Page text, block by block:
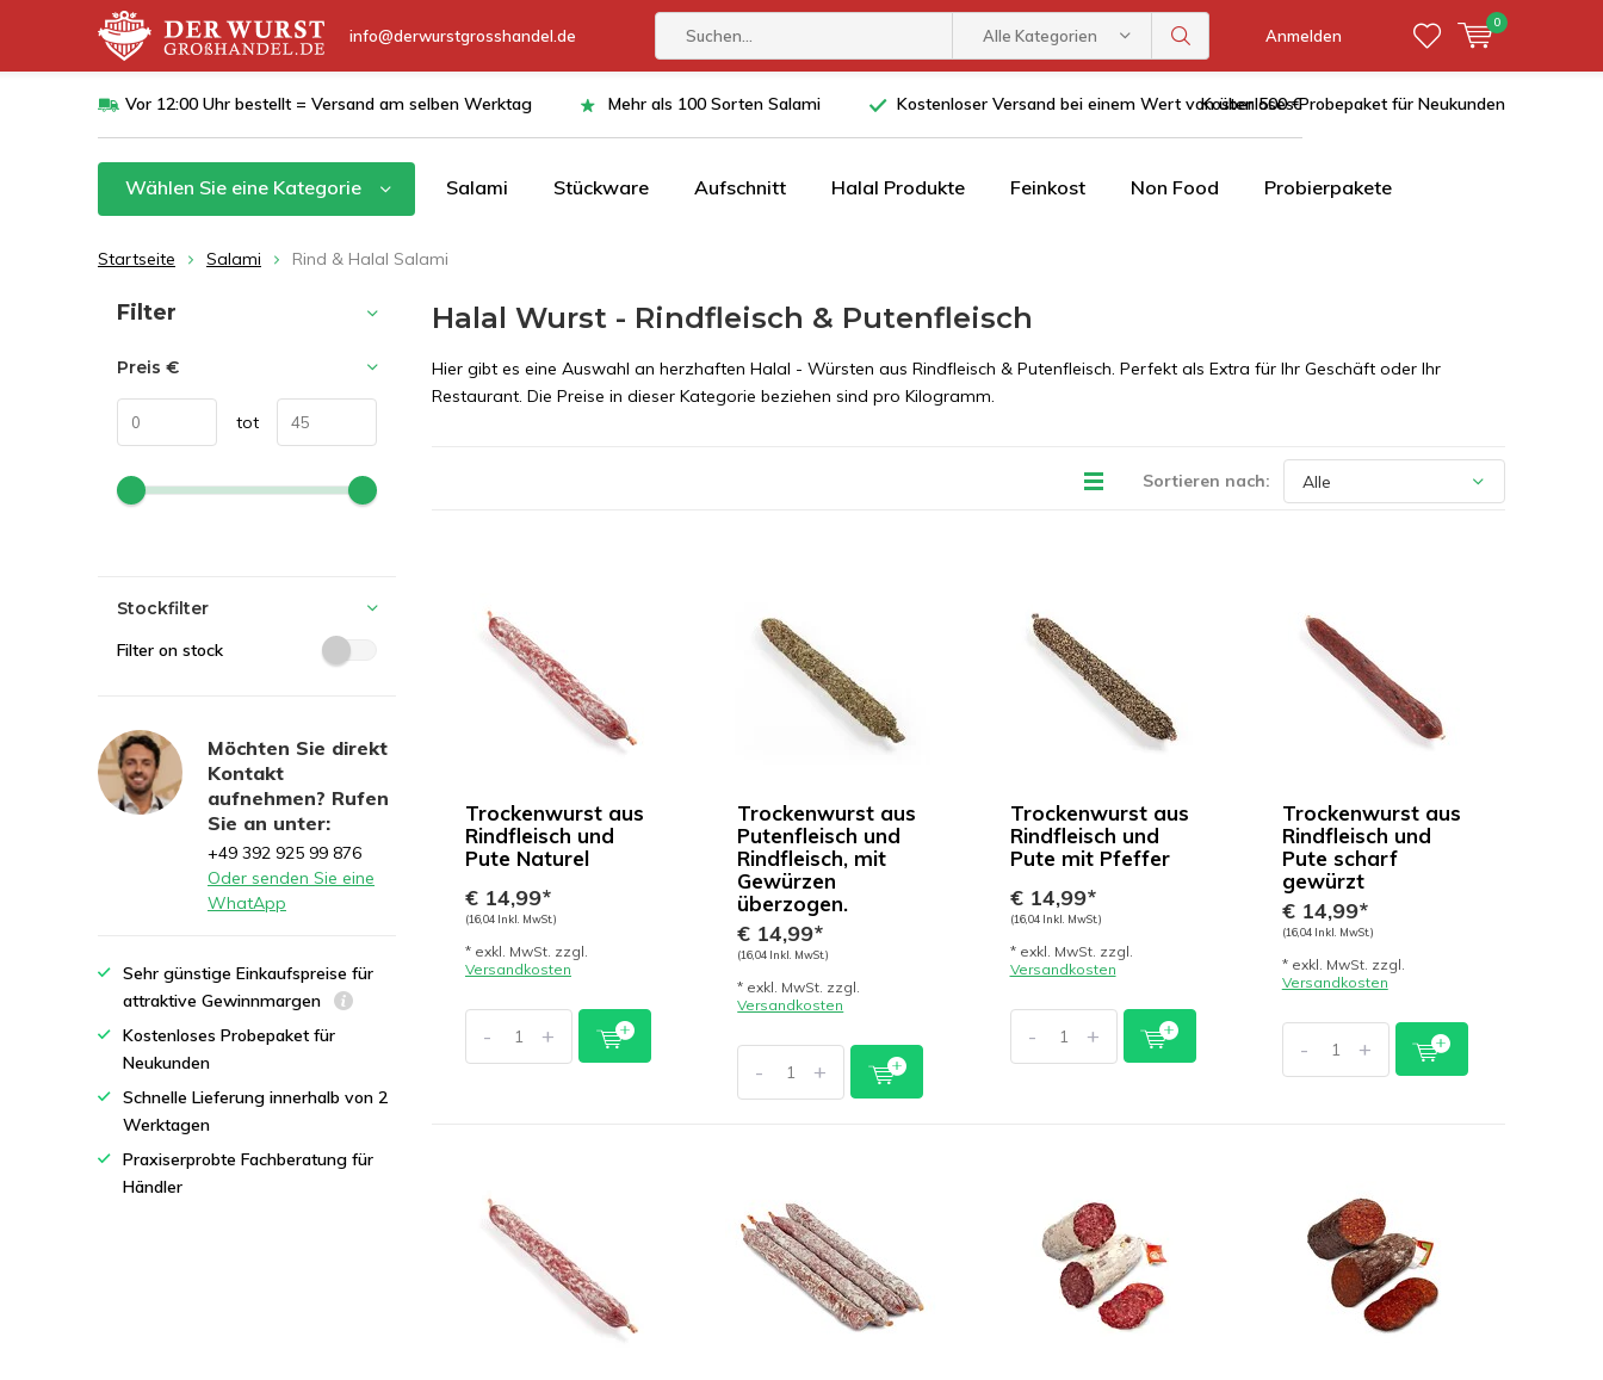
info@derwurstgrosshandel.de Alle Kategorien Anmelden
0
Vor 12:00 Uhr bestellt = Versand am selben Werktag Mehr als 100 Sorten Salami Kostenloser Versand bei einem Wert von über 500 €Kostenloses Probepaket für Neukunden
Wählen Sie eine Kategorie Salami Stückware Aufschnitt Halal Produkte Feinkost Non Food Probierpakete
Startseite Salami Rind & Halal Salami
Halal Wurst - Rindfleisch & Putenfleisch
Hier gibt es eine Auswahl an herzhaften Halal - Würsten aus Rindfleisch & Putenfleisch. Perfekt als Extra für Ihr Geschäft oder Ihr
Restaurant. Die Preise in dieser Kategorie beziehen sind pro Kilogramm.
Sortieren nach:
Trockenwurst aus
Rindfleisch und
Pute Naturel
€ 14,99*
(16,04 Inkl. MwSt.)
* exkl. MwSt. zzgl.
Versandkosten
- +
Trockenwurst aus
Putenfleisch und
Rindfleisch, mit
Gewürzen
überzogen.
€ 14,99*
(16,04 Inkl. MwSt.)
* exkl. MwSt. zzgl.
Versandkosten
- +
Trockenwurst aus
Rindfleisch und
Pute mit Pfeffer
€ 14,99*
(16,04 Inkl. MwSt.)
* exkl. MwSt. zzgl.
Versandkosten
- +
Trockenwurst aus
Rindfleisch und
Pute scharf
gewürzt
€ 14,99*
(16,04 Inkl. MwSt.)
* exkl. MwSt. zzgl.
Versandkosten
- +
Sortieren nach:
Filter
Preis €
tot
Stockfilter
Filter on stock
Möchten Sie direkt
Kontakt
aufnehmen? Rufen
Sie an unter:
+49 392 925 99 876
Oder senden Sie eine
WhatApp
Sehr günstige Einkaufspreise für
attraktive Gewinnmargen
Kostenloses Probepaket für
Neukunden
Schnelle Lieferung innerhalb von 2
Werktagen
Praxiserprobte Fachberatung für
Händler